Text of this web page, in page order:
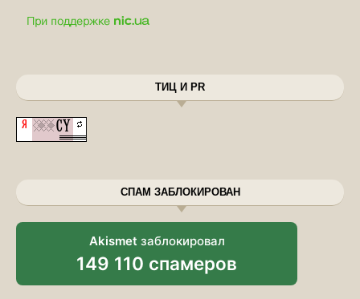
ТИЦ И PR
СПАМ ЗАБЛОКИРОВАН
Akismet заблокировал
149 110 спамеров